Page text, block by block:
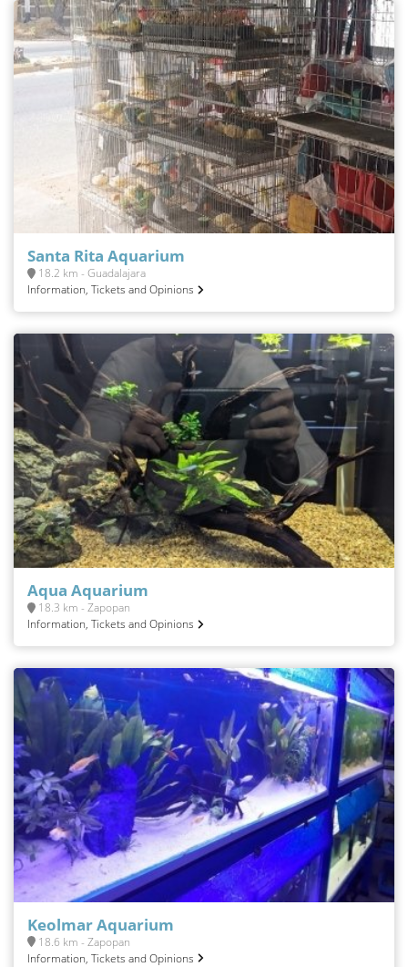
Santa Rita Aquarium
18.2 km - Guadalajara
Information, Tickets and Opinions
Aqua Aquarium
18.3 km - Zapopan
Information, Tickets and Opinions
Keolmar Aquarium
18.6 km - Zapopan
Information, Tickets and Opinions